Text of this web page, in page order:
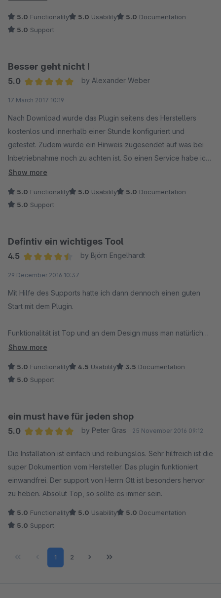
5.0 Functionality 5.0 Usability 5.0 Documentation
5.0 Support
Besser geht nicht !
5.0
by Alexander Weber
17 March 2017 10:19
Nach Download wurde das Plugin seitens des Herstellers
kostenlos und innerhalb einer Stunde konfiguriert und
getestet. Zudem wurde ein Hinweis zugesendet auf was bei
Inbetriebnahme noch zu achten ist. So einen Service habe ich
noch nicht erlebt. Bravo !
Show more
5.0 Functionality 5.0 Usability 5.0 Documentation
5.0 Support
Defintiv ein wichtiges Tool
4.5
by Björn Engelhardt
29 December 2016 10:37
Mit Hilfe des Supports hatte ich dann dennoch einen guten
Start mit dem Plugin.
Funktionalität ist Top und an dem Design muss man natürlich
arbeiten. Dennoch funktioniert alles und erfüllt seinen Zweck,
Show more
5.0 Functionality 4.5 Usability 3.5 Documentation
5.0 Support
ein must have für jeden shop
5.0
by Peter Gras 25 November 2016 09:12
Die Installation ist einfach und reibungslos. Sehr hilfreich ist die
super Dokumention vom Hersteller. Das plugin funktioniert
einwandfrei. Der support von Herrn Ott ist besonders hervor
zu heben. Absolut Top, so sollte es immer sein.
5.0 Functionality 5.0 Usability 5.0 Documentation
5.0 Support
Page
1 Page
2